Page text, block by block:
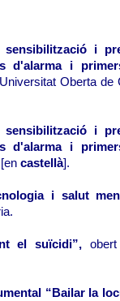
i
d'alarma i
Oberta de
i
d'alarma i
[en castellà].
i salut
el suïcidi”,
“Bailar la